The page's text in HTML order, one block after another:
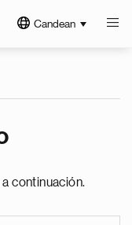
Candean
continuación.